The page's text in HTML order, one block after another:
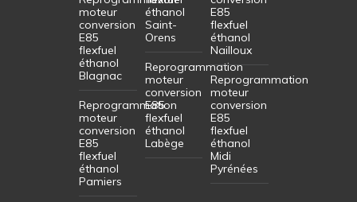
moteur
conversion
E85
flexfuel
éthanol
Blagnac
Reprogrammation
moteur
conversion
E85
flexfuel
éthanol
Pamiers
éthanol
Saint-
Orens
Reprogrammation
moteur
conversion
E85
flexfuel
éthanol
Labège
E85
flexfuel
éthanol
Nailloux
Reprogrammation
moteur
conversion
E85
flexfuel
éthanol
Midi
Pyrénées